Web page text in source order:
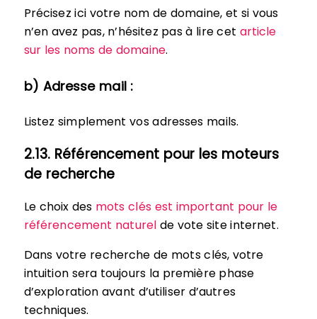
Précisez ici votre nom de domaine, et si vous
n’en avez pas, n’hésitez pas à lire cet article
sur les noms de domaine.
b) Adresse mail :
Listez simplement vos adresses mails.
2.13. Référencement pour les moteurs
de recherche
Le choix des mots clés est important pour le
référencement naturel de vote site internet.
Dans votre recherche de mots clés, votre
intuition sera toujours la première phase
d’exploration avant d’utiliser d’autres
techniques.